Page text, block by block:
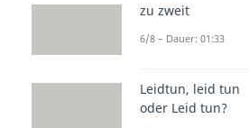
zu zweit
6/8 – Dauer: 01:33
Leidtun, leid tun
oder Leid tun?